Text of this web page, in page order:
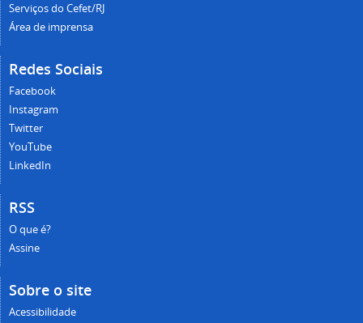
Serviços do Cefet/RJ
Área de imprensa
Redes Sociais
Facebook
Instagram
Twitter
YouTube
LinkedIn
RSS
O que é?
Assine
Sobre o site
Acessibilidade